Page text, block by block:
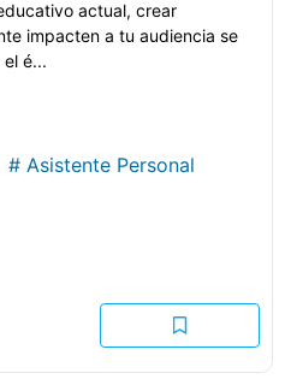
actual, crear
impacten a tu audiencia se
é...
# Asistente Personal